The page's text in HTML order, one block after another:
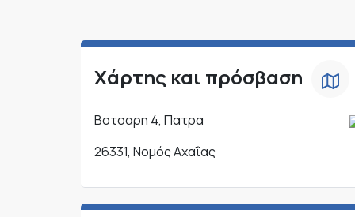
Χάρτης και πρόσβαση
Βοτσαρη 4, Πατρα
26331, Νομός Αχαΐας